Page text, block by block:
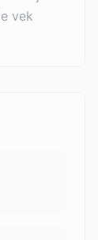
vek